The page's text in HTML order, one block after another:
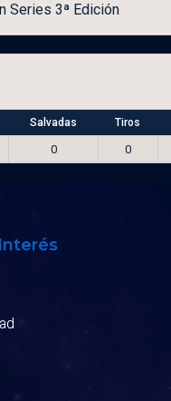
Series 3ª Edición
Salvadas Tiros
0 0